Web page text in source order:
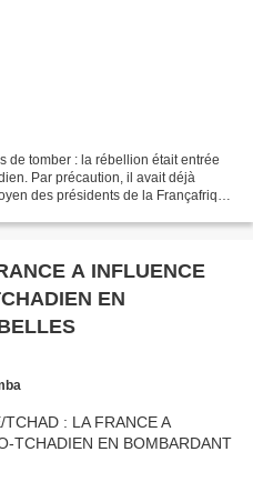
de tomber : la rébellion était entrée
Par précaution, il avait déjà
des présidents de la Françafrique
A INFLUENCE
EN